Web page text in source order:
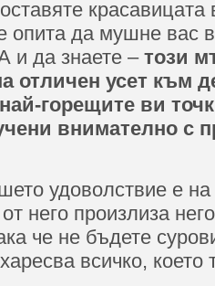
красавицата
опита да мушне вас
и да знаете –този
отличен усет към
горещите ви
внимателно с
удоволствие е
него произлиза
че не бъдете
всичко, което